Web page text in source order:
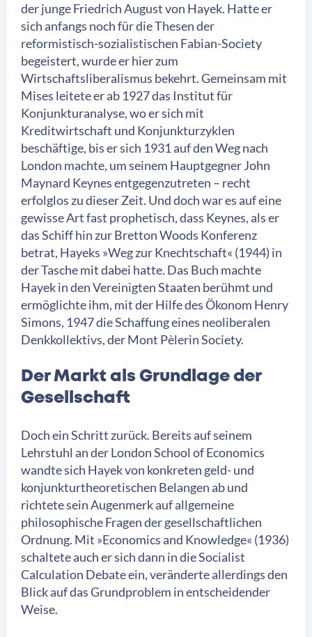
der junge Friedrich August von Hayek. Hatte er
sich anfangs noch für die Thesen der
reformistisch-sozialistischen Fabian-Society
begeistert, wurde er hier zum
Wirtschaftsliberalismus bekehrt. Gemeinsam mit
Mises leitete er ab 1927 das Institut für
Konjunkturanalyse, wo er sich mit
Kreditwirtschaft und Konjunkturzyklen
beschäftige, bis er sich 1931 auf den Weg nach
London machte, um seinem Hauptgegner John
Maynard Keynes entgegenzutreten – recht
erfolglos zu dieser Zeit. Und doch war es auf eine
gewisse Art fast prophetisch, dass Keynes, als er
das Schiff hin zur Bretton Woods Konferenz
betrat, Hayeks »Weg zur Knechtschaft« (1944) in
der Tasche mit dabei hatte. Das Buch machte
Hayek in den Vereinigten Staaten berühmt und
ermöglichte ihm, mit der Hilfe des Ökonom Henry
Simons, 1947 die Schaffung eines neoliberalen
Denkkollektivs, der Mont Pèlerin Society.
Der Markt als Grundlage der
Gesellschaft
Doch ein Schritt zurück. Bereits auf seinem
Lehrstuhl an der London School of Economics
wandte sich Hayek von konkreten geld- und
konjunkturtheoretischen Belangen ab und
richtete sein Augenmerk auf allgemeine
philosophische Fragen der gesellschaftlichen
Ordnung. Mit »Economics and Knowledge« (1936)
schaltete auch er sich dann in die Socialist
Calculation Debate ein, veränderte allerdings den
Blick auf das Grundproblem in entscheidender
Weise.